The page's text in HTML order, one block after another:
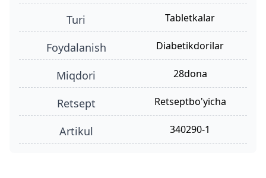
turi tabletkalar
foydalanish diabetikdorilar
miqdori 28dona
retsept retseptbo'yicha
Artikul 340290-1